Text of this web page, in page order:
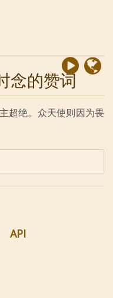
念的赞词
超绝。众天使则因为畏
API